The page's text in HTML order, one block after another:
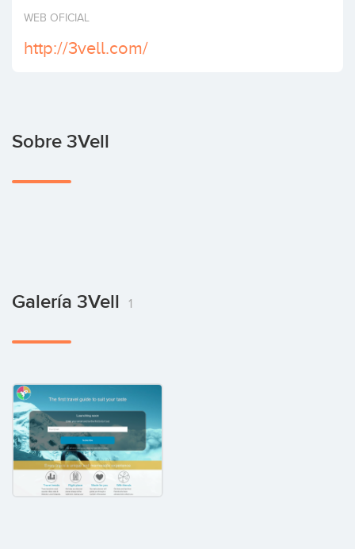
Invertir
WEB OFICIAL
http://3vell.com/
Sobre 3Vell
Galería 3Vell 1